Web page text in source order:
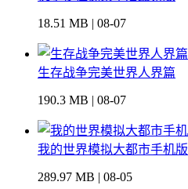
18.51 MB | 08-07
生存战争完美世界人界篇
190.3 MB | 08-07
我的世界模拟大都市手机版
289.97 MB | 08-05